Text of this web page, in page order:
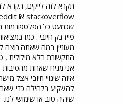
שכמעט כל הפלטפורמות
פיידבק חיובי . כמו
מעוניין במה שאתה רוצה
התקשורת הלא מילולית ,
אני מניח שאחת מהסיבות
איזה שינויי חיובי אצל
להשקיע בקהילה כדי
שיהיה טוב או שימושי לנו.